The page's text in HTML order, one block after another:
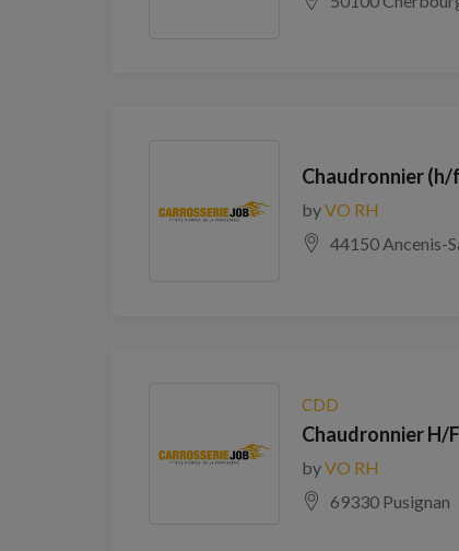
Chaudronnier (h/
byVO RH
44150 Ancenis-
CDD
Chaudronnier H/F
byVO RH
69330 Pusignan